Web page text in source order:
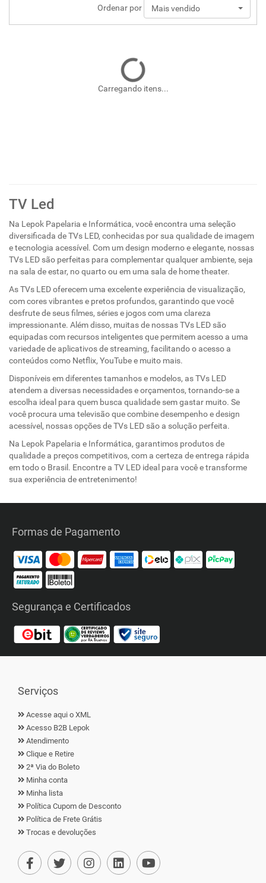
Ordenar por Mais vendido
Carregando itens...
TV Led
Na Lepok Papelaria e Informática, você encontra uma seleção
diversificada de TVs LED, conhecidas por sua qualidade de imagem
e tecnologia acessível. Com um design moderno e elegante, nossas
TVs LED são perfeitas para complementar qualquer ambiente, seja
na sala de estar, no quarto ou em uma sala de home theater.
As TVs LED oferecem uma excelente experiência de visualização,
com cores vibrantes e pretos profundos, garantindo que você
desfrute de seus filmes, séries e jogos com uma clareza
impressionante. Além disso, muitas de nossas TVs LED são
equipadas com recursos inteligentes que permitem acesso a uma
variedade de aplicativos de streaming, facilitando o acesso a
conteúdos como Netflix, YouTube e muito mais.
Disponíveis em diferentes tamanhos e modelos, as TVs LED
atendem a diversas necessidades e orçamentos, tornando-se a
escolha ideal para quem busca qualidade sem gastar muito. Se
você procura uma televisão que combine desempenho e design
acessível, nossas opções de TVs LED são a solução perfeita.
Na Lepok Papelaria e Informática, garantimos produtos de
qualidade a preços competitivos, com a certeza de entrega rápida
em todo o Brasil. Encontre a TV LED ideal para você e transforme
sua experiência de entretenimento!
Formas de Pagamento
Segurança e Certificados
Serviços
Acesse aqui o XML
Acesso B2B Lepok
Atendimento
Clique e Retire
2ª Via do Boleto
Minha conta
Minha lista
Política Cupom de Desconto
Política de Frete Grátis
Trocas e devoluções